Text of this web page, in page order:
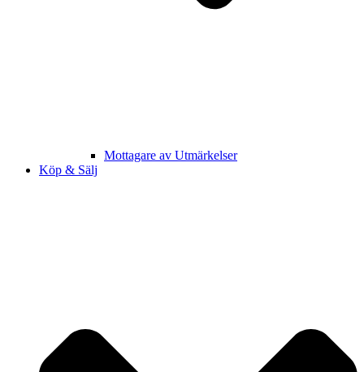
Mottagare av Utmärkelser
Köp & Sälj